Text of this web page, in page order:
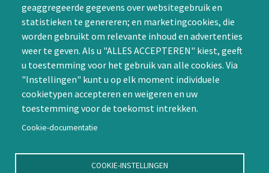
geaggregeerde gegevens over websitegebruik en
statistieken te genereren; en marketingcookies, die
worden gebruikt om relevante inhoud en advertenties
weer te geven. Als u "ALLES ACCEPTEREN" kiest, geeft
u toestemming voor het gebruik van alle cookies. Via
"Instellingen" kunt u op elk moment individuele
cookietypen accepteren en weigeren en uw
toestemming voor de toekomst intrekken.
Cookie-documentatie
COOKIE-INSTELLINGEN
Contact
Nienoord 5, 1112 XE Diemen
info@ntvp.nl